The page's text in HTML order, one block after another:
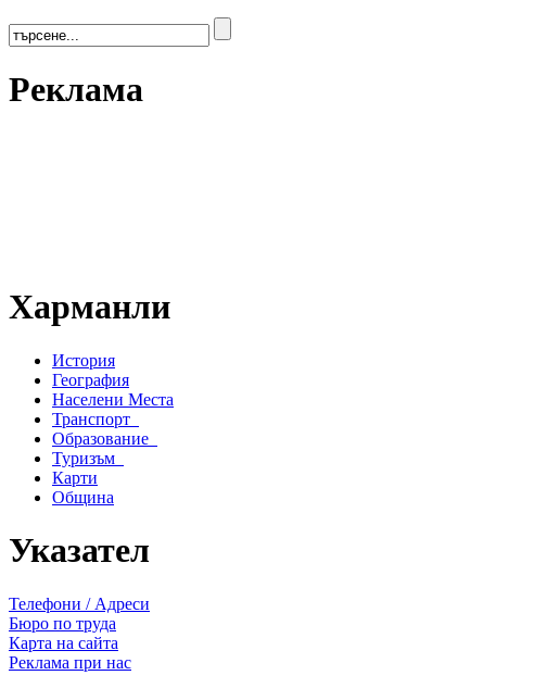
Реклама
Харманли
История
География
Населени Места
Транспорт
Образование
Туризъм
Карти
Община
Указател
Телефони / Адреси
Бюро по труда
Карта на сайта
Реклама при нас